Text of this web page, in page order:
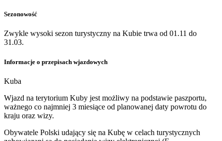
Sezonowość
Zwykle wysoki sezon turystyczny na Kubie trwa od 01.11 do
31.03.
Informacje o przepisach wjazdowych
Kuba
Wjazd na terytorium Kuby jest możliwy na podstawie paszportu,
ważnego co najmniej 3 miesiące od planowanej daty powrotu do
kraju oraz wizy.
Obywatele Polski udający się na Kubę w celach turystycznych